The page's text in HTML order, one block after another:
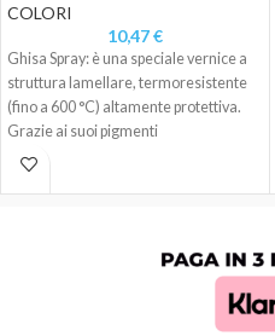
COLORI
10,47€
Ghisa Spray: è una speciale vernice a
struttura lamellare, termoresistente
(fino a 600 °C) altamente protettiva.
Grazie ai suoi pigmenti